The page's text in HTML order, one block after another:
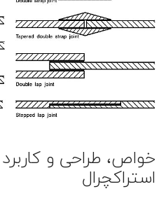
خواص، طراحی و
استراکچرال